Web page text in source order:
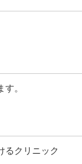
。
るクリニック